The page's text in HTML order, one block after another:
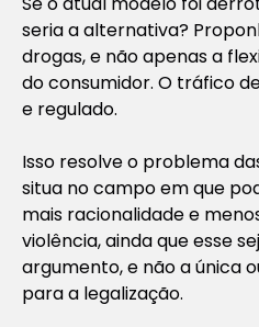
seria a alternativa?
drogas, e não apenas a
do consumidor. O tráfico
e regulado.
Isso resolve o problema
situa no campo em que
mais racionalidade e
violência, ainda que esse
argumento, e não a única
para a legalização.